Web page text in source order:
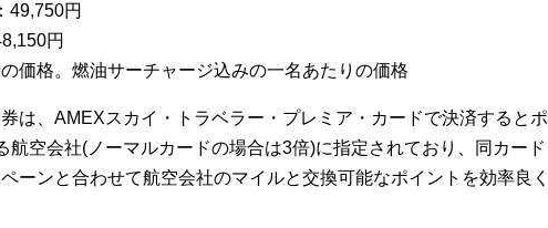
49,750円
円
価格。燃油サーチャージ込みの一名あたりの価格
は、AMEXスカイ・トラベラー・プレミア・カードで決済するとポ
航空会社(ノーマルカードの場合は3倍)に指定されており、同カード
ーンと合わせて航空会社のマイルと交換可能なポイントを効率良く